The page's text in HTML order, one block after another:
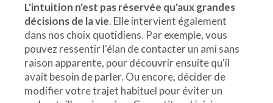
L'intuition n'est pas réservée qu'aux grandes
décisions de la vie. Elle intervient également
dans nos choix quotidiens. Par exemple, vous
pouvez ressentir l'élan de contacter un ami sans
raison apparente, pour découvrir ensuite qu'il
avait besoin de parler. Ou encore, décider de
modifier votre trajet habituel pour éviter un